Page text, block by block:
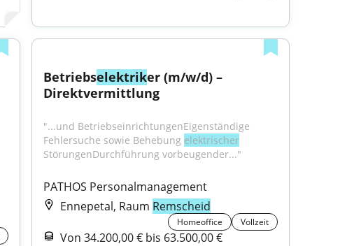
Betriebselektriker (m/w/d) –
Direktvermittlung
"...und BetriebseinrichtungenEigenständige
Fehlersuche sowie Behebung elektrischer
StörungenDurchführung vorbeugender..."
PATHOS Personalmanagement
Ennepetal, Raum Remscheid
Homeoffice Vollzeit
Von 34.200,00 € bis 63.500,00 €